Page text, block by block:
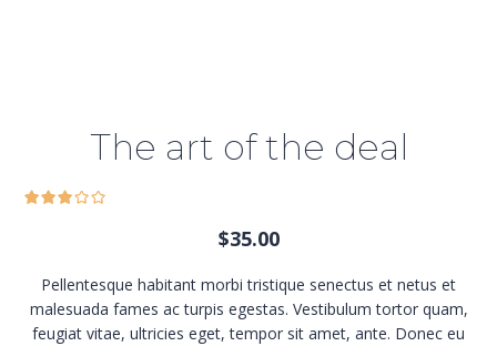
The art of the deal
$35.00
Pellentesque habitant morbi tristique senectus et netus et
malesuada fames ac turpis egestas. Vestibulum tortor quam,
feugiat vitae, ultricies eget, tempor sit amet, ante. Donec eu